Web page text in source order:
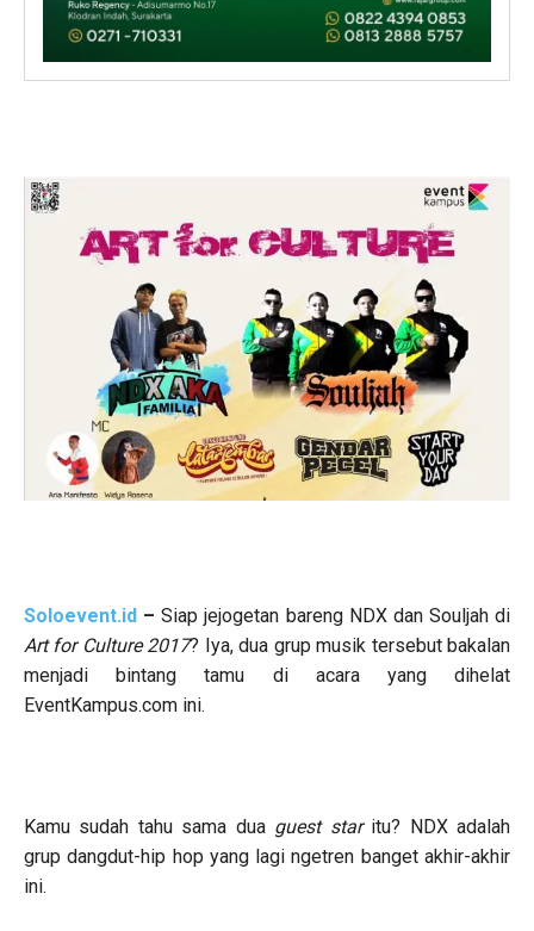
Soloevent.id –Siap jejogetan bareng NDX dan Souljah di
Art for Culture 2017? Iya, dua grup musik tersebut bakalan
menjadi bintang tamu di acara yang dihelat
EventKampus.com ini.
Kamu sudah tahu sama dua guest star itu? NDX adalah
grup dangdut-hip hop yang lagi ngetren banget akhir-akhir
ini.